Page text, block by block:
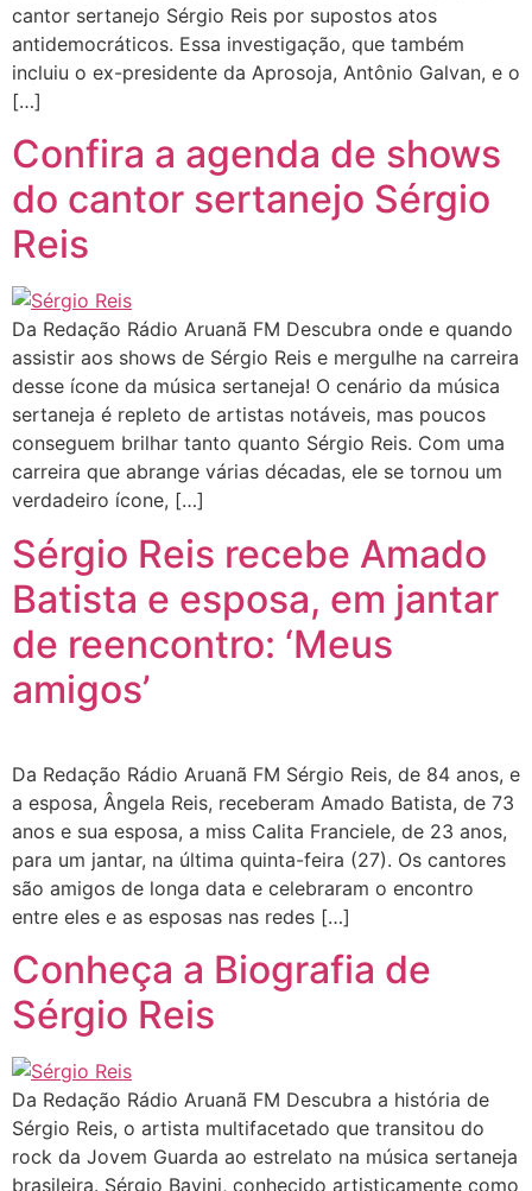
cantor sertanejo Sérgio Reis por supostos atos
antidemocráticos. Essa investigação, que também
incluiu o ex-presidente da Aprosoja, Antônio Galvan, e o
[…]
Confira a agenda de shows
do cantor sertanejo Sérgio
Reis
Da Redação Rádio Aruanã FM Descubra onde e quando
assistir aos shows de Sérgio Reis e mergulhe na carreira
desse ícone da música sertaneja! O cenário da música
sertaneja é repleto de artistas notáveis, mas poucos
conseguem brilhar tanto quanto Sérgio Reis. Com uma
carreira que abrange várias décadas, ele se tornou um
verdadeiro ícone, […]
Sérgio Reis recebe Amado
Batista e esposa, em jantar
de reencontro: ‘Meus
amigos’
Da Redação Rádio Aruanã FM Sérgio Reis, de 84 anos, e
a esposa, Ângela Reis, receberam Amado Batista, de 73
anos e sua esposa, a miss Calita Franciele, de 23 anos,
para um jantar, na última quinta-feira (27). Os cantores
são amigos de longa data e celebraram o encontro
entre eles e as esposas nas redes […]
Conheça a Biografia de
Sérgio Reis
Da Redação Rádio Aruanã FM Descubra a história de
Sérgio Reis, o artista multifacetado que transitou do
rock da Jovem Guarda ao estrelato na música sertaneja
brasileira. Sérgio Bavini, conhecido artisticamente como